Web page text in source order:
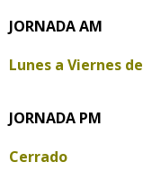
JORNADA AM
Lunes a Viernes de
JORNADA PM
Cerrado